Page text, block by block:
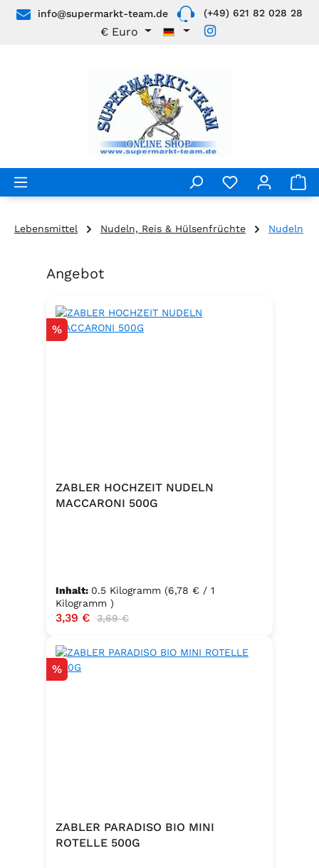
Zum Hauptinhalt springen
info@supermarkt-team.de (+49) 621 82 028 28
€ Euro
Lebensmittel Nudeln, Reis & Hülsenfrüchte Nudeln
Produktgalerie überspringen
Angebot
Rabatt
%
ZABLER HOCHZEIT NUDELN
MACCARONI 500G
Inhalt: 0.5 Kilogramm (6,78 € / 1
Kilogramm )
Verkaufspreis:
3,39 € Regulärer Preis:
3,69 €
Rabatt
%
ZABLER PARADISO BIO MINI
ROTELLE 500G